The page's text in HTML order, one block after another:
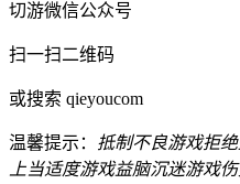
切游微信公众号
扫一扫二维码
或搜索 qieyoucom
温馨提示： 抵制不良游戏拒
上当适度游戏益脑沉迷游戏